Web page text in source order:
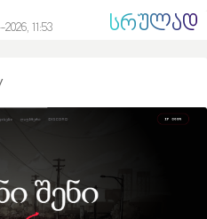
11:53 ᲡᲠᲣᲚᲐᲓ